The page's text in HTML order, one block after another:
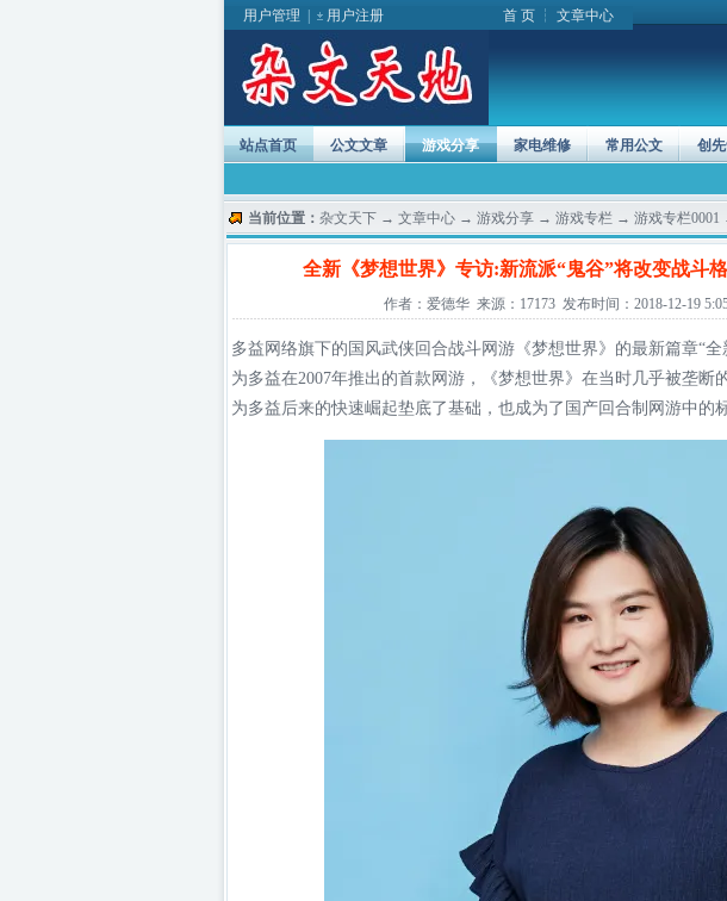
用户管理 用户注册 首 页┆ 文章中心
站点首页 公文文章 游戏分享 家电维修 常用公文 创
当前位置： 杂文天下→ 文章中心→ 游戏分享→ 游戏专栏→ 游戏专栏0001
全新《梦想世界》专访:新流派“鬼谷”将改变战斗
作者：爱德华 来源：17173 发布时间：2018-12-19
多益 网络旗下的国风武侠回合战斗网游《梦想世界》的最新篇章“
为多益在2007年推出的首款网游，《梦想世界》在当时几乎被垄断
为多益后来的快速崛起垫底了基础，也成为了国产回合制网游中的